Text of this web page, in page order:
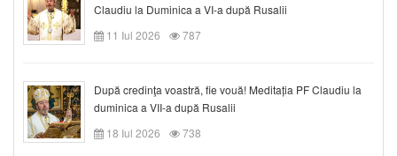
Claudiu la Duminica a VI-a după Rusalii
11 Iul 2026
787
După credinţa voastră, fie vouă! Meditația PF Claudiu la
duminica a VII-a după Rusalii
18 Iul 2026
738